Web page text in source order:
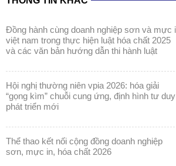
đồng hành cùng doanh nghiệp sơn và mực in
việt nam trong thực hiện luật hóa chất 2025
và các văn bản hướng dẫn thi hành luật
hội nghị thường niên vpia 2026: hóa giải
“gọng kìm” chuỗi cung ứng, định hình tư duy
phát triển mới
thể thao kết nối cộng đồng doanh nghiệp
sơn, mực in, hóa chất 2026